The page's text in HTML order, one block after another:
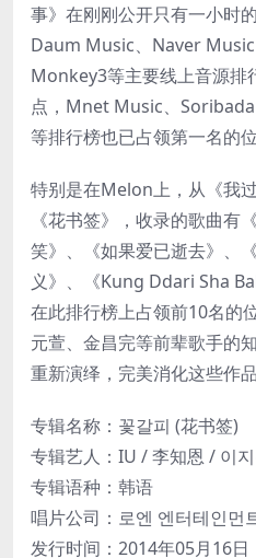
事》在刚刚公开只有一小时
Daum Music、Naver Music
Monkey3等主要线上音源排
点，Mnet Music、
等排行榜也已占领第一名的位
特别是在Melon上，从《我
《花书签》，收录的歌曲有
笑》、《如果爱已逝去》、
义》、《Kung Ddari Sha
在此排行榜上占领前10名的
元萱、金昌完等前辈歌手的
重新演绎，完美消化这些作
专辑名称：꽃갈피 (花书签)
专辑艺人：IU / 李知恩 / 이
专辑语种：韩语
唱片公司：로엔 엔터테인먼
发行时间：2014年05月16日